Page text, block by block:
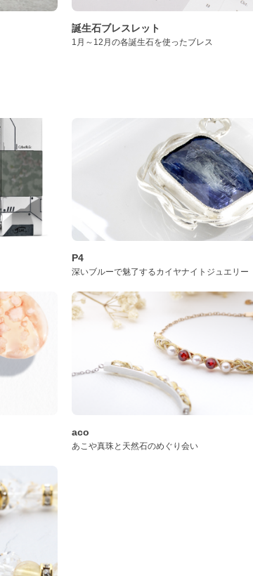
誕生石ブレスレット
1月～12月の各誕生石を使ったブレス
P4
深いブルーで魅了するカイヤナイトジュエリー
aco
あこや真珠と天然石のめぐり会い